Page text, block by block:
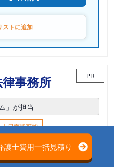
ストに追加
事務所 PR
」が担当
土日面談可能
屋市中区栄3-16-1 松坂屋名古屋店